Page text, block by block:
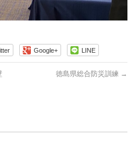
Google+ LINE
徳島県総合防災訓練 →